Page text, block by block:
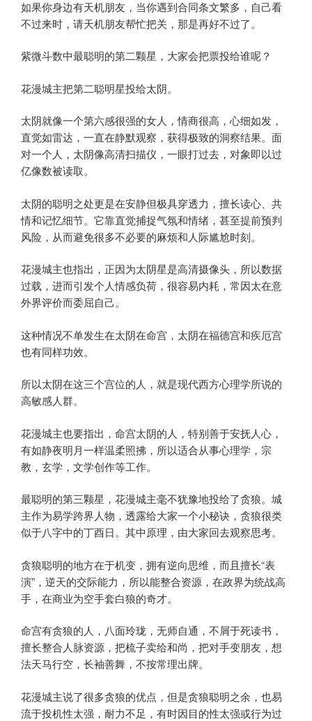
如果你身边有天机朋友，当你遇到合同条文繁多，自己看
不过来时，请天机朋友帮忙把关，那是再好不过了。
紫微斗数中最聪明的第二颗星，大家会把票投给谁呢？
花漫城主把第二聪明星投给太阴。
太阴就像一个第六感很强的女人，情商很高，心细如发，
直觉如雷达，一直在静默观察，获得极致的洞察结果。面
对一个人，太阴像高清扫描仪，一眼打过去，对象即以过
亿像数被读取。
太阴的聪明之处更是在安静但极具穿透力，擅长读心、共
情和记忆细节。它靠直觉捕捉气氛和情绪，甚至提前预判
风险，从而避免很多不必要的麻烦和人际尴尬时刻。
花漫城主也指出，正因为太阴星是高清摄像头，所以数据
过载，进而引发个人情感负荷，很容易内耗，常因太在意
外界评价而委屈自己。
这种情况不单发生在太阴在命宫，太阴在福德宫和疾厄宫
也有同样功效。
所以太阴在这三个宫位的人，就是现代西方心理学所说的
高敏感人群。
花漫城主也要指出，命宫太阴的人，特别善于安抚人心，
有如静夜明月一样温柔照拂，所以适合从事心理学，宗
教，玄学，文学创作等工作。
最聪明的第三颗星，花漫城主毫不犹豫地投给了贪狼。城
主作为易学跨界人物，透露给大家一个小秘诀，贪狼很类
似于八字中的丁酉日。其中原理，由大家回去观察思考。
贪狼聪明的地方在于机变，拥有逆向思维，而且擅长“表
演”，逆天的交际能力，所以能整合资源，在政界为统战高
手，在商业为空手套白狼的奇才。
命宫有贪狼的人，八面玲珑，无师自通，不屑于死读书，
擅长整合人脉资源，把梳子卖给和尚，把对手变朋友，想
法天马行空，长袖善舞，不按常理出牌。
花漫城主说了很多贪狼的优点，但是贪狼聪明之余，也易
流于投机性太强，耐力不足，有时因目的性太强或行为过